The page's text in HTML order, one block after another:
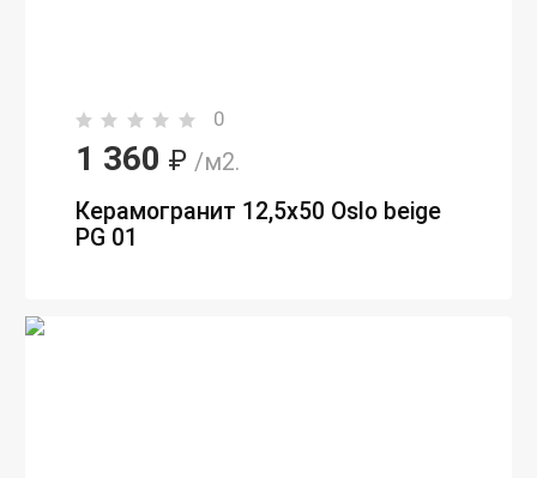
0
1 360 ₽ /м2.
Керамогранит 12,5х50 Oslo beige
PG 01